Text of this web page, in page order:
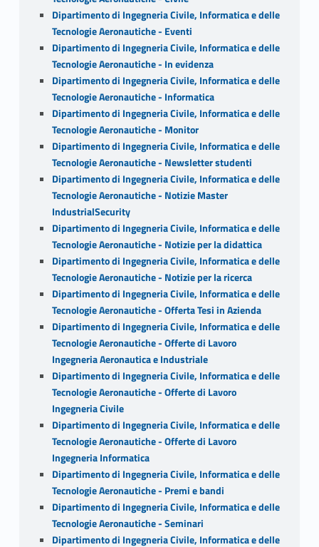
Dipartimento di Ingegneria Civile, Informatica e delle
Tecnologie Aeronautiche - Eventi
Dipartimento di Ingegneria Civile, Informatica e delle
Tecnologie Aeronautiche - In evidenza
Dipartimento di Ingegneria Civile, Informatica e delle
Tecnologie Aeronautiche - Informatica
Dipartimento di Ingegneria Civile, Informatica e delle
Tecnologie Aeronautiche - Monitor
Dipartimento di Ingegneria Civile, Informatica e delle
Tecnologie Aeronautiche - Newsletter studenti
Dipartimento di Ingegneria Civile, Informatica e delle
Tecnologie Aeronautiche - Notizie Master
IndustrialSecurity
Dipartimento di Ingegneria Civile, Informatica e delle
Tecnologie Aeronautiche - Notizie per la didattica
Dipartimento di Ingegneria Civile, Informatica e delle
Tecnologie Aeronautiche - Notizie per la ricerca
Dipartimento di Ingegneria Civile, Informatica e delle
Tecnologie Aeronautiche - Offerta Tesi in Azienda
Dipartimento di Ingegneria Civile, Informatica e delle
Tecnologie Aeronautiche - Offerte di Lavoro
Ingegneria Aeronautica e Industriale
Dipartimento di Ingegneria Civile, Informatica e delle
Tecnologie Aeronautiche - Offerte di Lavoro
Ingegneria Civile
Dipartimento di Ingegneria Civile, Informatica e delle
Tecnologie Aeronautiche - Offerte di Lavoro
Ingegneria Informatica
Dipartimento di Ingegneria Civile, Informatica e delle
Tecnologie Aeronautiche - Premi e bandi
Dipartimento di Ingegneria Civile, Informatica e delle
Tecnologie Aeronautiche - Seminari
Dipartimento di Ingegneria Civile, Informatica e delle